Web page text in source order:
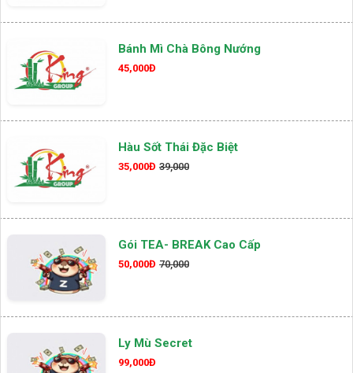
Bánh Mì Chà Bông Nướng
45,000Đ
Hàu Sốt Thái Đặc Biệt
35,000Đ 39,000
Gói TEA- BREAK Cao Cấp
50,000Đ 70,000
Ly Mù Secret
99,000Đ